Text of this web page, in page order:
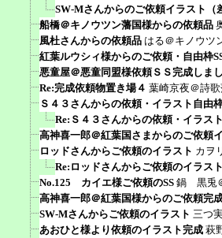
SW-Mさんからのご依頼イラスト（
船橋＠キノウツン藩国様からの依頼品
風杜さんからの依頼品 はる＠キノウツ
紅葉ルウシィ様からのご依頼・自由枠
悪童屋＠悪童同盟様依頼ＳＳ完成しま
Re:完成依頼物置き場４ 葉崎京夜＠詩歌
Ｓ４３さんからの依頼・イラスト自由
Re:Ｓ４３さんからの依頼・イラス
高神喜一郎＠紅葉国さまからのご依頼
ロッドさんからご依頼のイラスト カヲ
Re:ロッドさんからご依頼のイラスト
No.125 カイエ様ご依頼のSS 鍋 黒兎
高神喜一郎＠紅葉国様からのご依頼完
SW-Mさんからご依頼のイラスト 三つ
あおひと様より依頼のイラスト完成 萩